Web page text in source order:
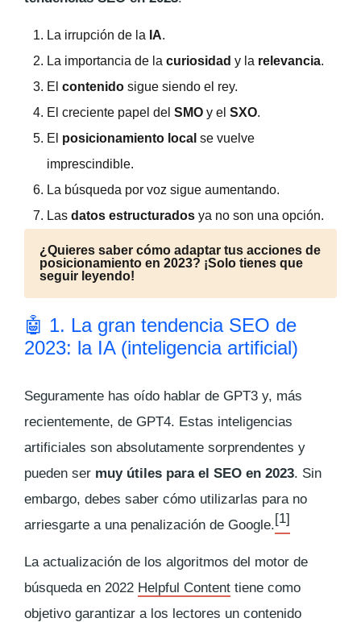
La irrupción de la IA.
La importancia de la curiosidad y la relevancia.
El contenido sigue siendo el rey.
El creciente papel del SMO y el SXO.
El posicionamiento local se vuelve
imprescindible.
La búsqueda por voz sigue aumentando.
Las datos estructurados ya no son una opción.
¿Quieres saber cómo adaptar tus acciones de
posicionamiento en 2023? ¡Solo tienes que
seguir leyendo!
🤖 1. La gran tendencia SEO de
2023: la IA (inteligencia artificial)
Seguramente has oído hablar de GPT3 y, más
recientemente, de GPT4. Estas inteligencias
artificiales son absolutamente sorprendentes y
pueden ser muy útiles para el SEO en 2023. Sin
embargo, debes saber cómo utilizarlas para no
arriesgarte a una penalización de Google.[1]
La actualización de los algoritmos del motor de
búsqueda en 2022 Helpful Content tiene como
objetivo garantizar a los lectores un contenido